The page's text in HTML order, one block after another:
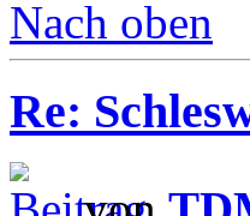
Nach oben
Re: